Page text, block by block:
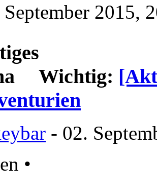
2015,
Wichtig:
- 02.
•